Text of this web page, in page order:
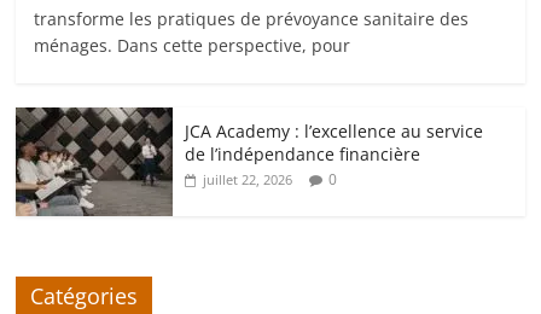
transforme les pratiques de prévoyance sanitaire des
ménages. Dans cette perspective, pour
JCA Academy : l’excellence au service
de l’indépendance financière
juillet 22, 2026 0
Catégories